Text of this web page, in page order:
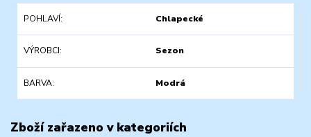
POHLAVÍ Chlapecké
VÝROBCI Sezon
BARVA Modrá
Zboží zařazeno v kategoriích